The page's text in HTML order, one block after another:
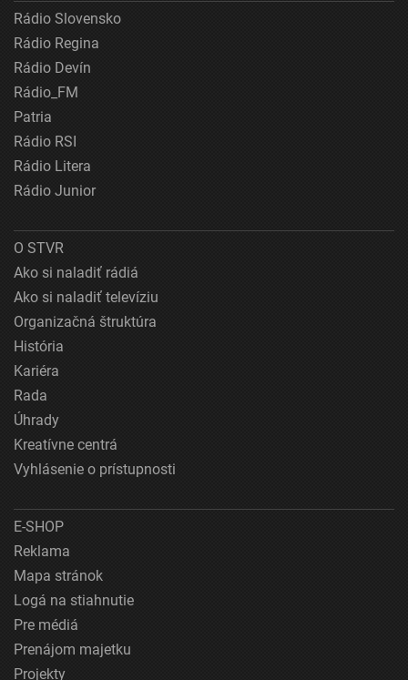
Rádio Slovensko
Rádio Regina
Rádio Devín
Rádio_FM
Patria
Rádio RSI
Rádio Litera
Rádio Junior
O STVR
Ako si naladiť rádiá
Ako si naladiť televíziu
Organizačná štruktúra
História
Kariéra
Rada
Úhrady
Kreatívne centrá
Vyhlásenie o prístupnosti
E-SHOP
Reklama
Mapa stránok
Logá na stiahnutie
Pre médiá
Prenájom majetku
Projekty